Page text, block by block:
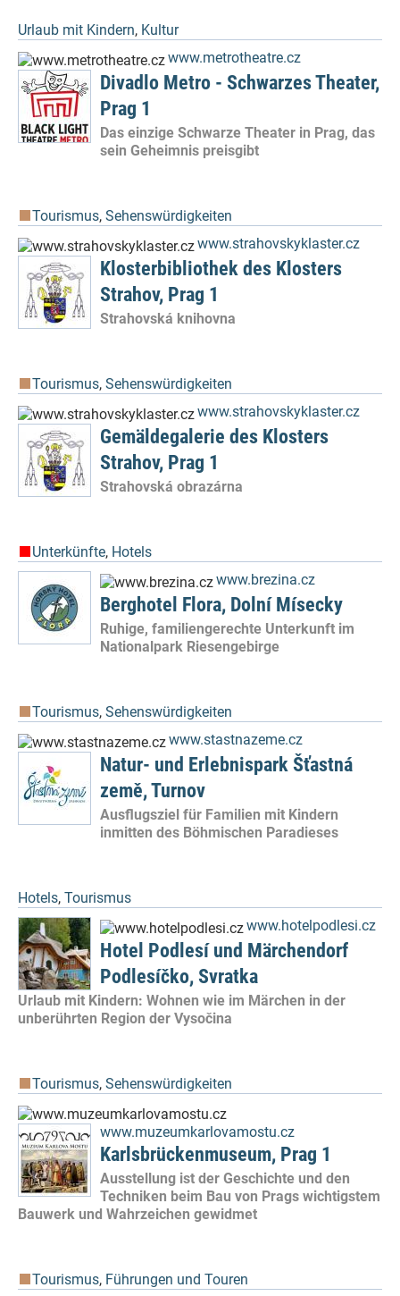
Urlaub mit Kindern, Kultur
www.metrotheatre.cz
Divadlo Metro - Schwarzes Theater,
Prag 1
Das einzige Schwarze Theater in Prag, das
sein Geheimnis preisgibt
Tourismus, Sehenswürdigkeiten
www.strahovskyklaster.cz
Klosterbibliothek des Klosters
Strahov, Prag 1
Strahovská knihovna
Tourismus, Sehenswürdigkeiten
www.strahovskyklaster.cz
Gemäldegalerie des Klosters
Strahov, Prag 1
Strahovská obrazárna
Unterkünfte, Hotels
www.brezina.cz
Berghotel Flora, Dolní Mísecky
Ruhige, familiengerechte Unterkunft im
Nationalpark Riesengebirge
Tourismus, Sehenswürdigkeiten
www.stastnazeme.cz
Natur- und Erlebnispark Šťastná
země, Turnov
Ausflugsziel für Familien mit Kindern
inmitten des Böhmischen Paradieses
Hotels, Tourismus
www.hotelpodlesi.cz
Hotel Podlesí und Märchendorf
Podlesíčko, Svratka
Urlaub mit Kindern: Wohnen wie im Märchen in der
unberührten Region der Vysočina
Tourismus, Sehenswürdigkeiten
www.muzeumkarlovamostu.cz
Karlsbrückenmuseum, Prag 1
Ausstellung ist der Geschichte und den
Techniken beim Bau von Prags wichtigstem
Bauwerk und Wahrzeichen gewidmet
Tourismus, Führungen und Touren